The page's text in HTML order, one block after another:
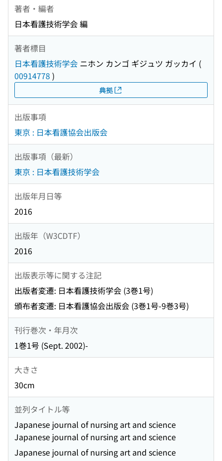
著者・編者
日本看護技術学会 編
著者標目
日本看護技術学会 ニホン カンゴ ギジュツ ガッカイ (
00914778 )
典拠
出版事項
東京 : 日本看護協会出版会
出版事項（最新）
東京 : 日本看護技術学会
出版年月日等
2016
出版年（W3CDTF）
2016
出版表示等に関する注記
出版者変遷: 日本看護技術学会 (3巻1号)
頒布者変遷: 日本看護協会出版会 (3巻1号-9巻3号)
刊行巻次・年月次
1巻1号 (Sept. 2002)-
大きさ
30cm
並列タイトル等
Japanese journal of nursing art and science
Japanese journal of nursing art and science
Japanese journal of nursing art and science